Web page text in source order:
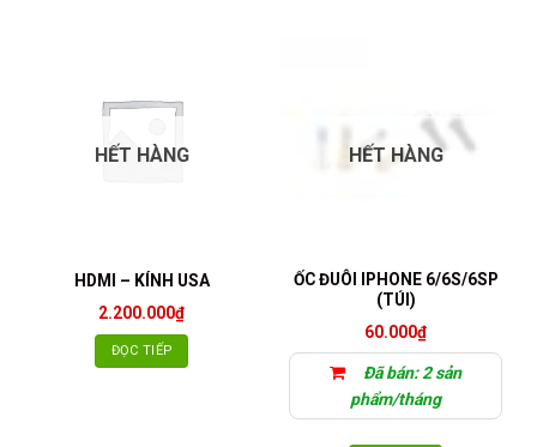
HẾT HÀNG
HDMI – KÍNH USA
2.200.000₫
ĐỌC TIẾP
HẾT HÀNG
ỐC ĐUÔI IPHONE 6/6S/6SP
(TÚI)
60.000₫
Đã bán: 2 sản
phẩm/tháng